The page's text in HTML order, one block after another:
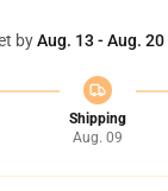
byAug. 13 - Aug. 20
Shipping
Aug. 09